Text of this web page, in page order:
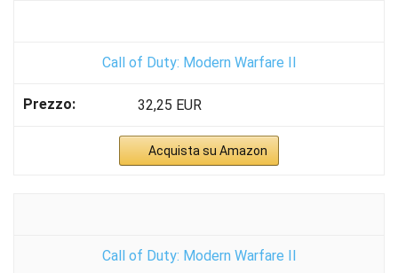
Call of Duty: Modern Warfare II
32,25 EUR
Acquista su Amazon
Call of Duty: Modern Warfare II